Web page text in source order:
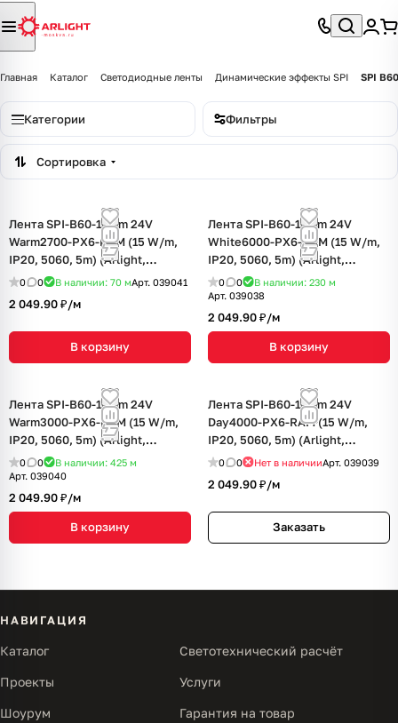
Главная Каталог Светодиодные ленты Динамические эффекты SPI SPI
Категории Фильтры
Сортировка
Лента SPI-B60-10mm 24V
Warm2700-PX6-RAM (15 W/m,
IP20, 5060, 5m) (Arlight,
бегущий огонь)
0 0 В наличии: 70 мАрт. 039041
2 049.90 ₽/м
В корзину
Лента SPI-B60-10mm 24V
White6000-PX6-RAM (15 W/m,
IP20, 5060, 5m) (Arlight,
бегущий огонь)
0 0 В наличии: 230 м
Арт. 039038
2 049.90 ₽/м
В корзину
Лента SPI-B60-10mm 24V
Warm3000-PX6-RAM (15 W/m,
IP20, 5060, 5m) (Arlight,
бегущий огонь)
0 0 В наличии: 425 м
Арт. 039040
2 049.90 ₽/м
В корзину
Лента SPI-B60-10mm 24V
Day4000-PX6-RAM (15 W/m,
IP20, 5060, 5m) (Arlight,
бегущий огонь)
0 0 Нет в наличииАрт. 039039
2 049.90 ₽/м
Заказать
НАВИГАЦИЯ
Каталог Светотехнический расчёт
Проекты Услуги
Шоурум Гарантия на товар